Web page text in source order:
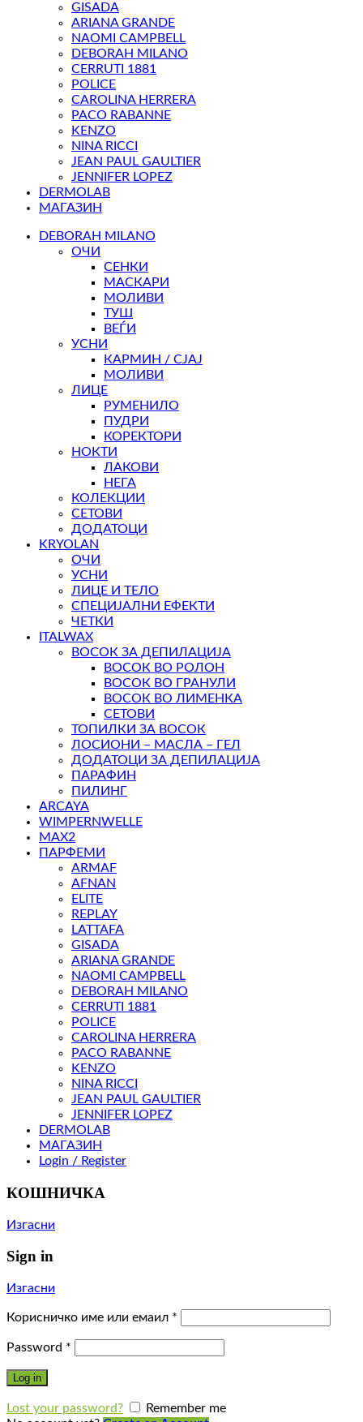
GISADA
ARIANA GRANDE
NAOMI CAMPBELL
DEBORAH MILANO
CERRUTI 1881
POLICE
CAROLINA HERRERA
PACO RABANNE
KENZO
NINA RICCI
JEAN PAUL GAULTIER
JENNIFER LOPEZ
DERMOLAB
МАГАЗИН
DEBORAH MILANO
ОЧИ
СЕНКИ
МАСКАРИ
МОЛИВИ
ТУШ
ВЕЃИ
УСНИ
КАРМИН / СЈАЈ
МОЛИВИ
ЛИЦЕ
РУМЕНИЛО
ПУДРИ
КОРЕКТОРИ
НОКТИ
ЛАКОВИ
НЕГА
КОЛЕКЦИИ
СЕТОВИ
ДОДАТОЦИ
KRYOLAN
ОЧИ
УСНИ
ЛИЦЕ И ТЕЛО
СПЕЦИЈАЛНИ ЕФЕКТИ
ЧЕТКИ
ITALWAX
ВОСОК ЗА ДЕПИЛАЦИЈА
ВОСОК ВО РОЛОН
ВОСОК ВО ГРАНУЛИ
ВОСОК ВО ЛИМЕНКА
СЕТОВИ
ТОПИЛКИ ЗА ВОСОК
ЛОСИОНИ – МАСЛА – ГЕЛ
ДОДАТОЦИ ЗА ДЕПИЛАЦИЈА
ПАРАФИН
ПИЛИНГ
ARCAYA
WIMPERNWELLE
MAX2
ПАРФЕМИ
ARMAF
AFNAN
ELITE
REPLAY
LATTAFA
GISADA
ARIANA GRANDE
NAOMI CAMPBELL
DEBORAH MILANO
CERRUTI 1881
POLICE
CAROLINA HERRERA
PACO RABANNE
KENZO
NINA RICCI
JEAN PAUL GAULTIER
JENNIFER LOPEZ
DERMOLAB
МАГАЗИН
Login / Register
КОШНИЧКА
Изгасни
Sign in
Изгасни
Корисничко име или емаил *
Password *
Log in
Lost your password?
Remember me